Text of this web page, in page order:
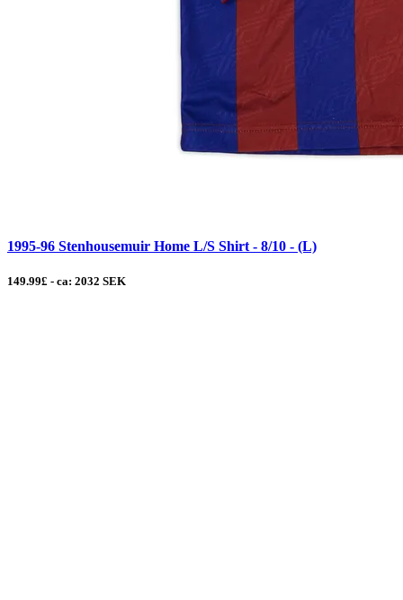
1995-96 Stenhousemuir Home L/S Shirt - 8/10 - (L)
149.99£ - ca: 2032 SEK